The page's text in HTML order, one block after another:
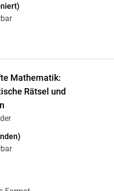
Mathematik:
Rätsel und